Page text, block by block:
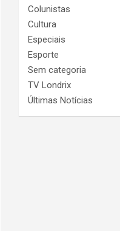
Colunistas
Cultura
Especiais
Esporte
Sem categoria
TV Londrix
Últimas Notícias